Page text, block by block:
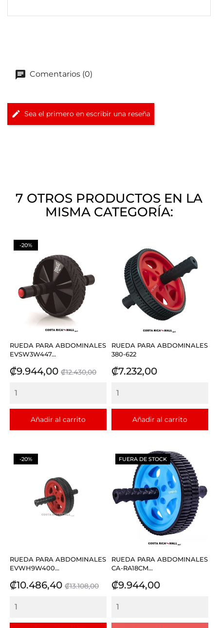
Comentarios (0)
Sea el primero en escribir una reseña
7 OTROS PRODUCTOS EN LA
MISMA CATEGORÍA:
RUEDA PARA ABDOMINALES
EVSW3W447...
Precio
₡9.944,00 Precio
₡12.430,00
Añadir al carrito
-20%
RUEDA PARA ABDOMINALES
380-622
Precio
₡7.232,00
Añadir al carrito
RUEDA PARA ABDOMINALES
EVWH9W400...
Precio
₡10.486,40 Precio
₡13.108,00
-20%
RUEDA PARA ABDOMINALES
CA-RA18CM...
Precio
₡9.944,00
FUERA DE STOCK